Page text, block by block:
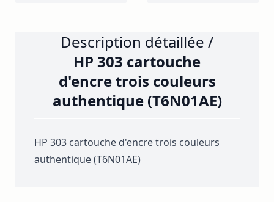
Description détaillée /
HP 303 cartouche
d'encre trois couleurs
authentique (T6N01AE)
HP 303 cartouche d'encre trois couleurs
authentique (T6N01AE)